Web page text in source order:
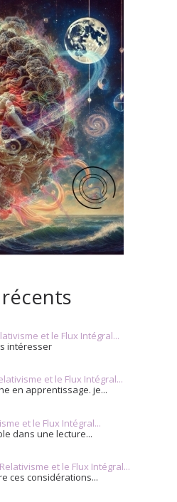
et le Flux Intégral...
intéresser
et le Flux Intégral...
en apprentissage. je...
et le Flux Intégral...
dans une lecture...
et le Flux Intégral...
ces considérations...